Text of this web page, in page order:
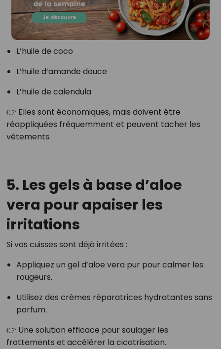
L’huile de coco
L’huile d’amande douce
L’huile de calendula
👉 Elles sont économiques, mais doivent être
réappliquées fréquemment et peuvent tacher les
vêtements.
5. Les gels à base d’aloe
vera pour apaiser les
irritations
Si vos cuisses sont déjà irritées :
Appliquez un gel d’aloe vera pur pour calmer les
rougeurs.
Utilisez des crèmes réparatrices hydratantes sans
parfum.
👉 Une solution efficace pour soulager les
frottements et accélérer la cicatrisation.